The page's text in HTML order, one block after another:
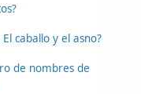
caballo y el asno?
de nombres de